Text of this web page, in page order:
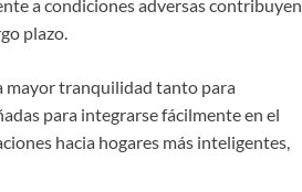
a condiciones adversas contribuyen
plazo.
mayor tranquilidad tanto para
para integrarse fácilmente en el
hacia hogares más inteligentes,